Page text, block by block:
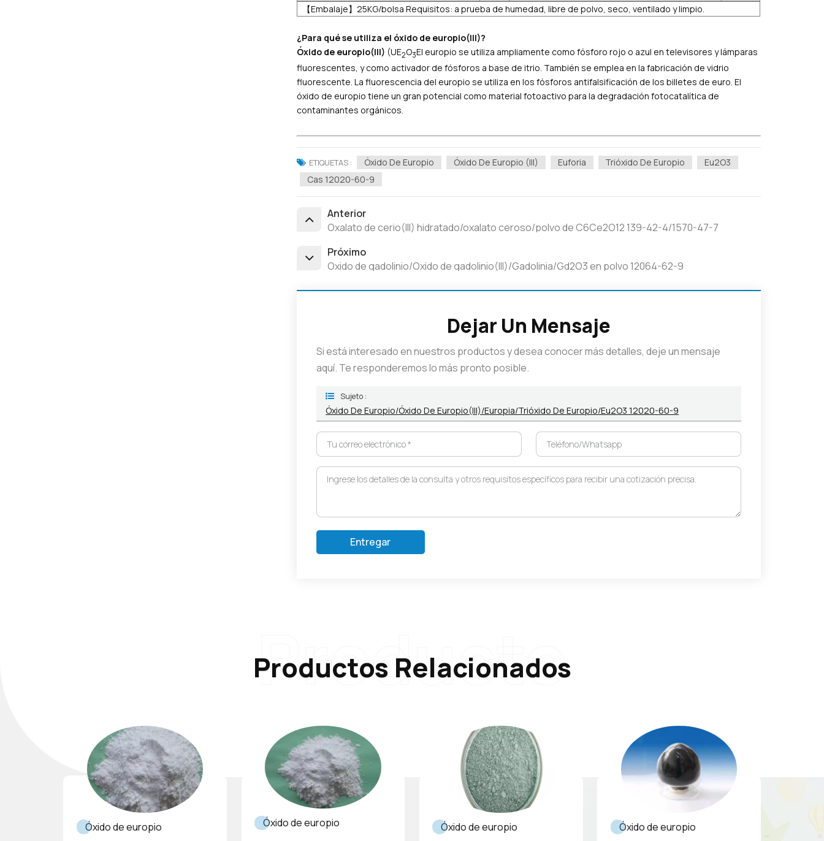
【Embalaje】25KG/bolsa Requisitos: a prueba de humedad, libre de polvo, seco, ventilado y limpio.
¿Para qué se utiliza el óxido de europio(III)?
Óxido de europio(III) (UE2O3El europio se utiliza ampliamente como fósforo rojo o azul en televisores y lámparas
fluorescentes, y como activador de fósforos a base de itrio. También se emplea en la fabricación de vidrio
fluorescente. La fluorescencia del europio se utiliza en los fósforos antifalsificación de los billetes de euro. El
óxido de europio tiene un gran potencial como material fotoactivo para la degradación fotocatalítica de
contaminantes orgánicos.
ETIQUETAS : Óxido De Europio Óxido De Europio (III) Euforia Trióxido De Europio
Eu2O3
Cas 12020-60-9
Anterior
Oxalato de cerio(III) hidratado/oxalato ceroso/polvo de C6Ce2O12 139-42-4/1570-47-7
Próximo
Óxido de gadolinio/Óxido de gadolinio(III)/Gadolinia/Gd2O3 en polvo 12064-62-9
Dejar Un Mensaje
Si está interesado en nuestros productos y desea conocer más detalles, deje un mensaje
aquí. Te responderemos lo más pronto posible.
Sujeto :
Óxido De Europio/Óxido De Europio(III)/Europia/Trióxido De Europio/Eu2O3 12020-60-9
Entregar
Productos Relacionados
Producto
Óxido de europio Óxido de europio Óxido de europio Óxido de europio